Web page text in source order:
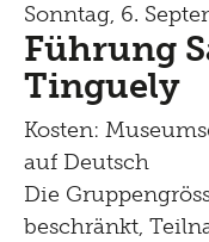
Sonntag, 6.
Führung
Tinguely
Kosten:
auf Deutsch
Die
beschränkt,